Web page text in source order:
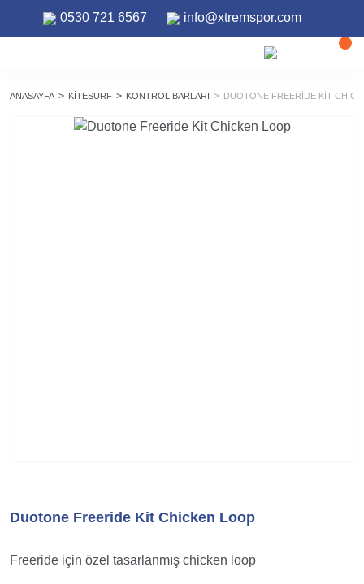
0530 721 6567 info@xtremspor.com
ANASAYFA KITESURF KONTROL BARLARI DUOTONE FREERIDE KIT
Duotone Freeride Kit Chicken Loop
Freeride için özel tasarlanmış chicken loop